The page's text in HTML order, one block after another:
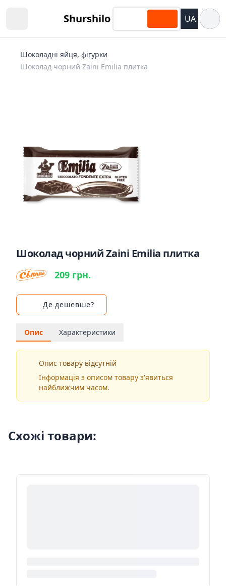
Shurshilo UA
Шоколадні яйця, фігурки
Шоколад чорний Zaini Emilia плитка
Шоколад чорний Zaini Emilia плитка
209 грн.
Де дешевше?
Опис Характеристики
Опис товару відсутній
Інформація з описом товару з'явиться
найближчим часом.
Схожі товари: